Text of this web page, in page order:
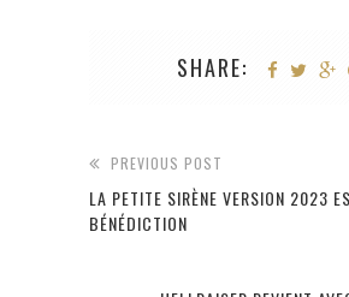
SHARE:
PREVIOUS POST
LA PETITE SIRÈNE VERSION 2023
BÉNÉDICTION